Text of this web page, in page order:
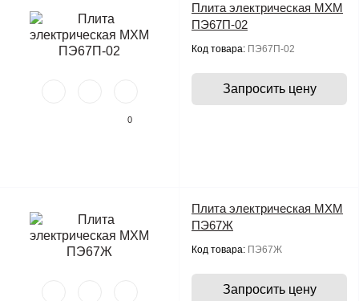
0
Плита электрическая МХМ
ПЭ67П-02
Код товара: ПЭ67П-02
Запросить цену
Плита электрическая МХМ
ПЭ67Ж
Код товара: ПЭ67Ж
Запросить цену